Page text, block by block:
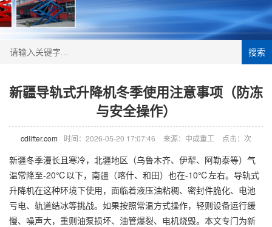
搜索
新疆导轨式升降机冬季使用注意事项（防冻
与安全操作）
cdlifter.com 时间：2026-05-20 17:07:46 来源：中成重工 点击： 次
新疆冬季漫长且寒冷，北疆地区（乌鲁木齐、伊犁、阿勒泰等）气
温常降至-20℃以下，南疆（喀什、和田）也在-10℃左右。导轨式
升降机在这种环境下使用，面临着液压油粘稠、密封件脆化、电池
亏电、轨道结冰等挑战。如果按照常温方式操作，轻则设备运行缓
慢、噪声大，重则油泵损坏、油管爆裂、电机烧毁。本文专门为新